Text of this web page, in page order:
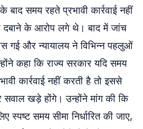
समय रहते प्रभावी कार्रवाई नहीं
के आरोप लगे थे। बाद में जांच
गई और न्यायालय ने विभिन्न पहलुओं
कहा कि राज्य सरकार यदि समय
कार्रवाई नहीं करती है तो इससे
सवाल खड़े होंगे। उन्होंने मांग की कि
स्पष्ट समय सीमा निर्धारित की जाए,